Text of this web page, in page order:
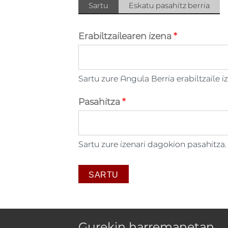
Atal primarioak
Sartu Eskatu pasahitz berria
Erabiltzailearen izena*
Sartu zure Angula Berria erabiltzaile
Pasahitza*
Sartu zure izenari dagokion pasahitza.